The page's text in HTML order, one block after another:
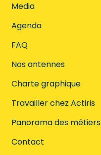
Media
Agenda
FAQ
Nos antennes
Charte graphique
Travailler chez Actiris
Panorama des métiers
Contact